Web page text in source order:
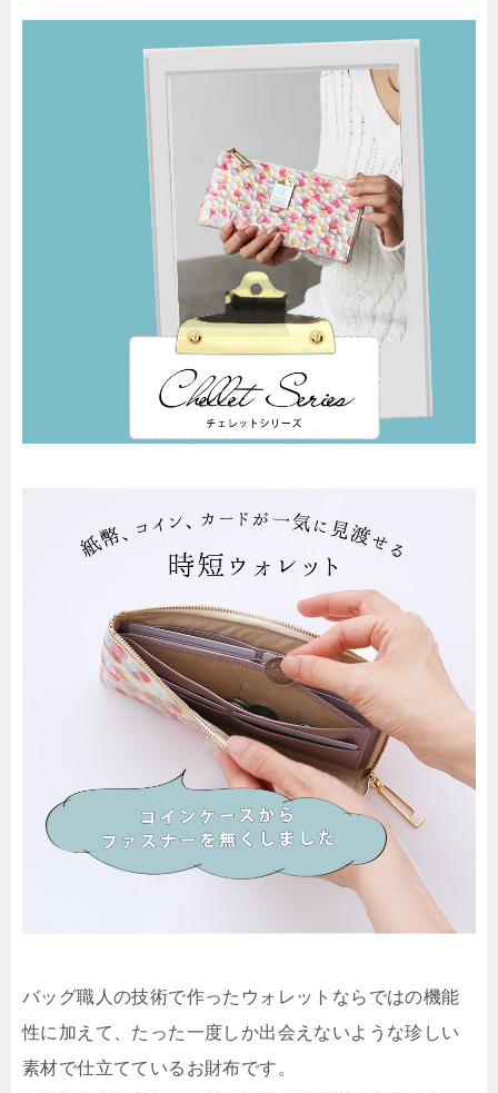
バッグ職人の技術で作ったウォレットならではの機能
性に加えて、たった一度しか出会えないような珍しい
素材で仕立てているお財布です。